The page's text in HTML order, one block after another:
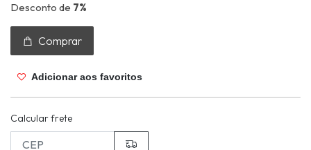
Desconto de 7%
Comprar
Adicionar aos favoritos
Calcular frete